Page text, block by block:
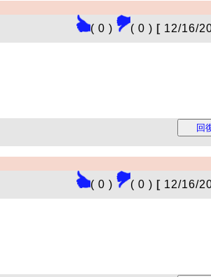
( 0 ) ( 0 ) [ 12/16/
( 0 ) ( 0 ) [ 12/16/